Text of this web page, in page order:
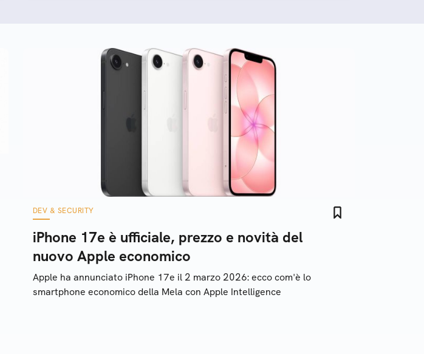
DEV & SECURITY
iPhone 17e è ufficiale, prezzo e novità del
nuovo Apple economico
Apple ha annunciato iPhone 17e il 2 marzo 2026: ecco com'è lo
smartphone economico della Mela con Apple Intelligence